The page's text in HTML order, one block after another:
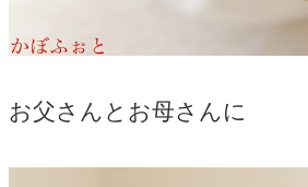
お父さんとお母さんに